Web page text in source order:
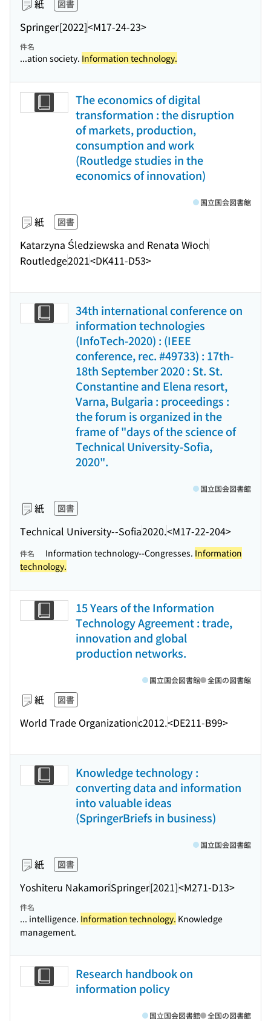
紙 図書
Springer[2022]<M17-24-23>
件名
...ation society. Information technology.
The economics of digital
transformation : the disruption
of markets, production,
consumption and work
(Routledge studies in the
economics of innovation)
紙 図書
Katarzyna Śledziewska and Renata Włoch
Routledge2021<DK411-D53>
国立国会図書館
34th international conference on
information technologies
(InfoTech-2020) : (IEEE
conference, rec. #49733) : 17th-
18th September 2020 : St. St.
Constantine and Elena resort,
Varna, Bulgaria : proceedings :
the forum is organized in the
frame of "days of the science of
Technical University-Sofia,
2020".
紙 図書
Technical University--Sofia2020.<M17-22-204>
国立国会図書館
件名 Information technology--Congresses. Information
technology.
15 Years of the Information
Technology Agreement : trade,
innovation and global
production networks.
紙 図書
World Trade Organizationc2012.<DE211-B99>
国立国会図書館 全国の図書館
Knowledge technology :
converting data and information
into valuable ideas
(SpringerBriefs in business)
紙 図書
Yoshiteru NakamoriSpringer[2021]<M271-D13>
国立国会図書館
件名
... intelligence. Information technology. Knowledge
management.
Research handbook on
information policy
国立国会図書館 全国の図書館